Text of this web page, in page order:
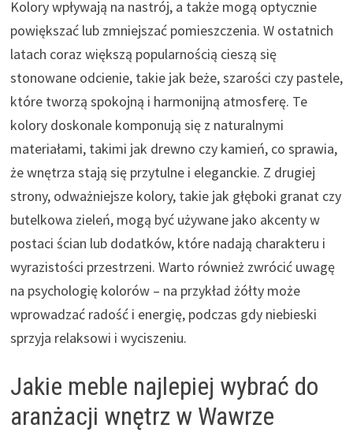
Kolory wpływają na nastrój, a także mogą optycznie
powiększać lub zmniejszać pomieszczenia. W ostatnich
latach coraz większą popularnością cieszą się
stonowane odcienie, takie jak beże, szarości czy pastele,
które tworzą spokojną i harmonijną atmosferę. Te
kolory doskonale komponują się z naturalnymi
materiałami, takimi jak drewno czy kamień, co sprawia,
że wnętrza stają się przytulne i eleganckie. Z drugiej
strony, odważniejsze kolory, takie jak głęboki granat czy
butelkowa zieleń, mogą być używane jako akcenty w
postaci ścian lub dodatków, które nadają charakteru i
wyrazistości przestrzeni. Warto również zwrócić uwagę
na psychologię kolorów – na przykład żółty może
wprowadzać radość i energię, podczas gdy niebieski
sprzyja relaksowi i wyciszeniu.
Jakie meble najlepiej wybrać do
aranżacji wnętrz w Wawrze